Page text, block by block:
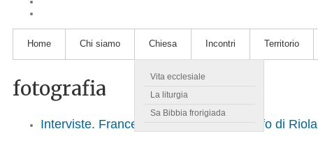
Home Chi siamo Chiesa
Vita ecclesiale
La liturgia
Sa Bibbia frorigiada
Incontri Territorio
fotografia
Interviste. Francesco De Faveri, fotografo di Riola